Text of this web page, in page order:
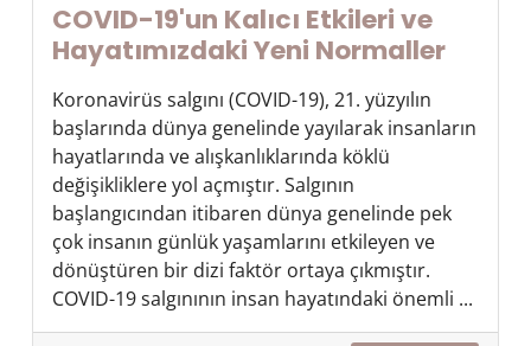
COVID-19'un Kalıcı Etkileri ve
Hayatımızdaki Yeni Normaller
Koronavirüs salgını (COVID-19), 21. yüzyılın
başlarında dünya genelinde yayılarak insanların
hayatlarında ve alışkanlıklarında köklü
değişikliklere yol açmıştır. Salgının
başlangıcından itibaren dünya genelinde pek
çok insanın günlük yaşamlarını etkileyen ve
dönüştüren bir dizi faktör ortaya çıkmıştır.
COVID-19 salgınının insan hayatındaki önemli ...